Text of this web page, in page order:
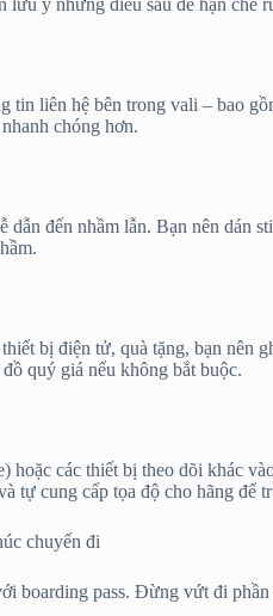
tin liên hệ bên trong vali – bao
chóng hơn.
đến nhầm lẫn. Bạn nên
bị điện tử, quà tặng, bạn
quý giá nếu không bắt buộc.
hoặc các thiết bị theo dõi khác
tự cung cấp tọa độ cho hãng để
chuyến đi
pass. Đừng vứt đi